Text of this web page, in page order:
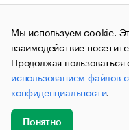
Правовая информация
© АО
и материалы
(зарегистрировано
связи, информационных
коммуникаций
№ФС77-63848)
публикации могут
не предназначенную для
до 18 лет.
Мы используем cookie.
взаимодействие
Продолжая
использованием файлов
конфиденциальности.
Понятно